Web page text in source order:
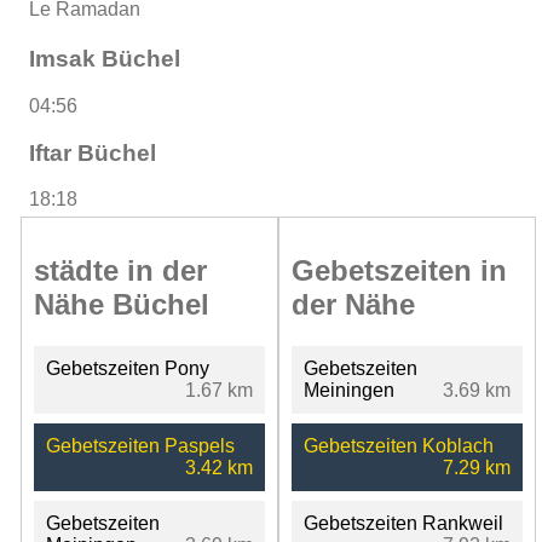
Le Ramadan
Imsak Büchel
04:56
Iftar Büchel
18:18
städte in der
Nähe Büchel
Gebetszeiten Pony
1.67 km
Gebetszeiten Paspels
3.42 km
Gebetszeiten
Gebetszeiten in
der Nähe
Gebetszeiten
Meiningen
3.69 km
Gebetszeiten Koblach
7.29 km
Gebetszeiten Rankweil